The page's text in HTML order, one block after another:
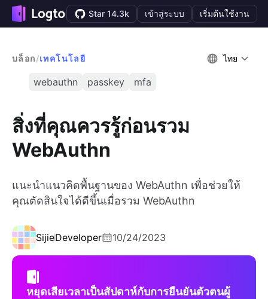
Star 14.3k เข้าสู่ระบบ เริ่มต้นใช้งาน
บล็อก/เทคโนโลยี ไทย
webauthn passkey mfa
สิ่งที่คุณควรรู้ก่อนรวม
WebAuthn
แนะนำแนวคิดพื้นฐานของ WebAuthn เพื่อช่วยให้
คุณตัดสินใจได้ดีขึ้นเมื่อรวม WebAuthn
SijieDeveloper 10/24/2023
หยุดเสียเวลาเป็นสัปดาห์กับการยืนยันตัวตนผู้